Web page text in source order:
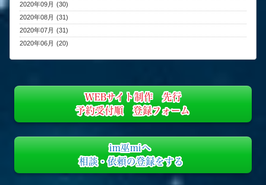
2020年09月 (30)
2020年08月 (31)
2020年07月 (31)
2020年06月 (20)
WEBサイト制作 先行
予約受付順 登録フォーム
im巫miへ
相談・依頼の登録をする